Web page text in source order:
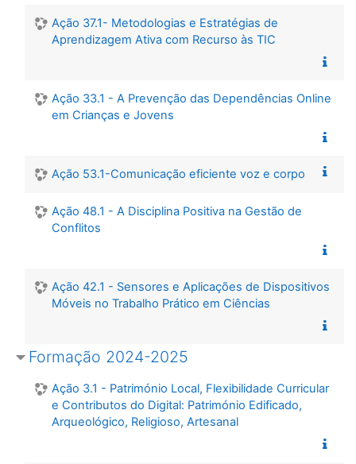
Ação 37.1- Metodologias e Estratégias de
Aprendizagem Ativa com Recurso às TIC
Ação 33.1 - A Prevenção das Dependências Online
em Crianças e Jovens
Ação 53.1-Comunicação eficiente voz e corpo
Ação 48.1 - A Disciplina Positiva na Gestão de
Conflitos
Ação 42.1 - Sensores e Aplicações de Dispositivos
Móveis no Trabalho Prático em Ciências
Formação 2024-2025
Ação 3.1 - Património Local, Flexibilidade Curricular
e Contributos do Digital: Património Edificado,
Arqueológico, Religioso, Artesanal